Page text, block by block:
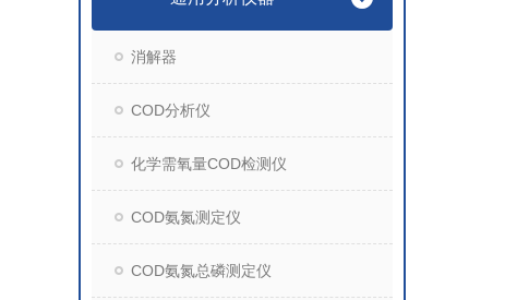
消解器
COD分析仪
化学需氧量COD检测仪
COD氨氮测定仪
COD氨氮总磷测定仪